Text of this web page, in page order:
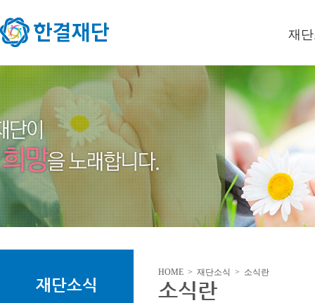
재
이사
미션/
연혁
재단소식
HOME > 재단소식 > 소식란
소식란